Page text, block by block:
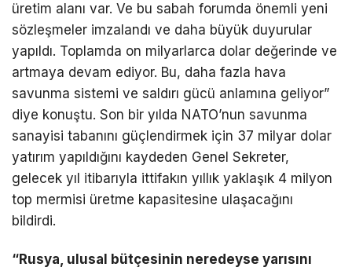
üretim alanı var. Ve bu sabah forumda önemli yeni
sözleşmeler imzalandı ve daha büyük duyurular
yapıldı. Toplamda on milyarlarca dolar değerinde ve
artmaya devam ediyor. Bu, daha fazla hava
savunma sistemi ve saldırı gücü anlamına geliyor”
diye konuştu. Son bir yılda NATO’nun savunma
sanayisi tabanını güçlendirmek için 37 milyar dolar
yatırım yapıldığını kaydeden Genel Sekreter,
gelecek yıl itibarıyla ittifakın yıllık yaklaşık 4 milyon
top mermisi üretme kapasitesine ulaşacağını
bildirdi.
“Rusya, ulusal bütçesinin neredeyse yarısını